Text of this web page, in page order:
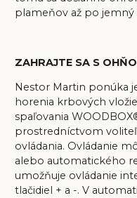
plameňov až po jemný
ZAHRAJTE SA S
Nestor Martin ponúka
horenia krbových
spaľovania
prostredníctvom
ovládania. Ovládanie
alebo automatického
umožňuje ovládanie
tlačidiel + a -. V